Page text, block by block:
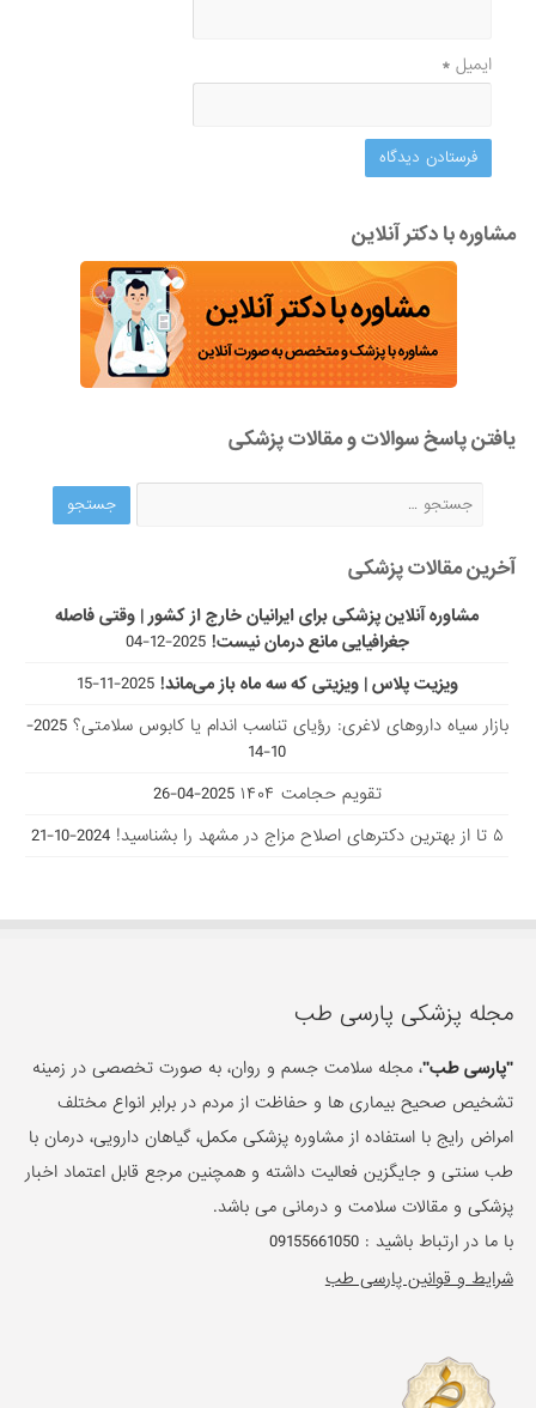
ایمیل*
مشاوره با دکتر آنلاین
یافتن پاسخ سوالات و مقالات پزشکی
آخرین مقالات پزشکی
مشاوره آنلاین پزشکی برای ایرانیان خارج از کشور | وقتی فاصله
جغرافیایی مانع درمان نیست! 2025-12-04
ویزیت پلاس | ویزیتی که سه ماه باز می‌ماند! 2025-11-15
بازار سیاه داروهای لاغری: رؤیای تناسب اندام یا کابوس سلامتی؟
2025-
10-14
تقویم حجامت ۱۴۰۴
2025-04-26
۵ تا از بهترین دکتر‌های اصلاح مزاج در مشهد را بشناسید!
2024-10-21
مجله پزشکی پارسی طب
"پارسی طب"، مجله سلامت جسم و روان، به صورت تخصصی در زمینه
تشخیص صحیح بیماری ها و حفاظت از مردم در برابر انواع مختلف
امراض رایج با استفاده از مشاوره پزشکی مکمل، گیاهان دارویی، درمان با
طب سنتی و جایگزین فعالیت داشته و همچنین مرجع قابل اعتماد اخبار
پزشکی و مقالات سلامت و درمانی می باشد.
با ما در ارتباط باشید :09155661050
شرایط و قوانین پارسی طب